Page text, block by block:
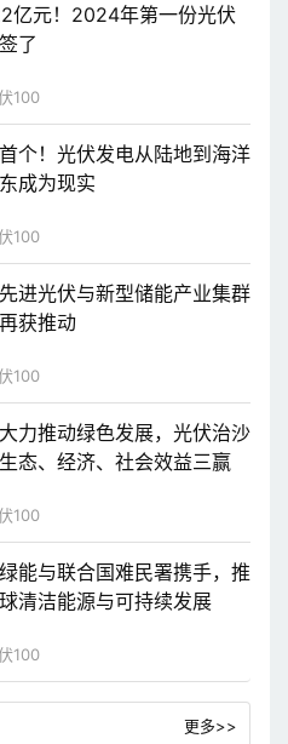
亿元！2024年第一份光伏
了
100
个！光伏发电从陆地到海洋
成为现实
100
进光伏与新型储能产业集群
获推动
100
力推动绿色发展，光伏治沙
态、经济、社会效益三赢
100
能与联合国难民署携手，推
清洁能源与可持续发展
100
更多>>